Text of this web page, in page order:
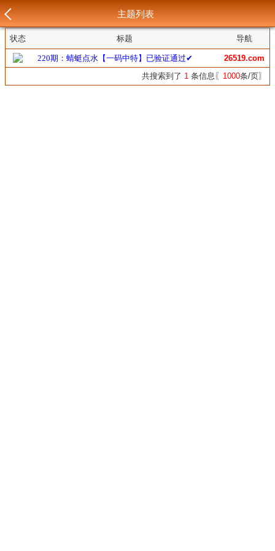
主题列表
状态 标题 导航
220期：蜻蜓点水【一码中特】已验证通过✔
26519.com
共搜索到了 1 条信息〖 1000条/页〗